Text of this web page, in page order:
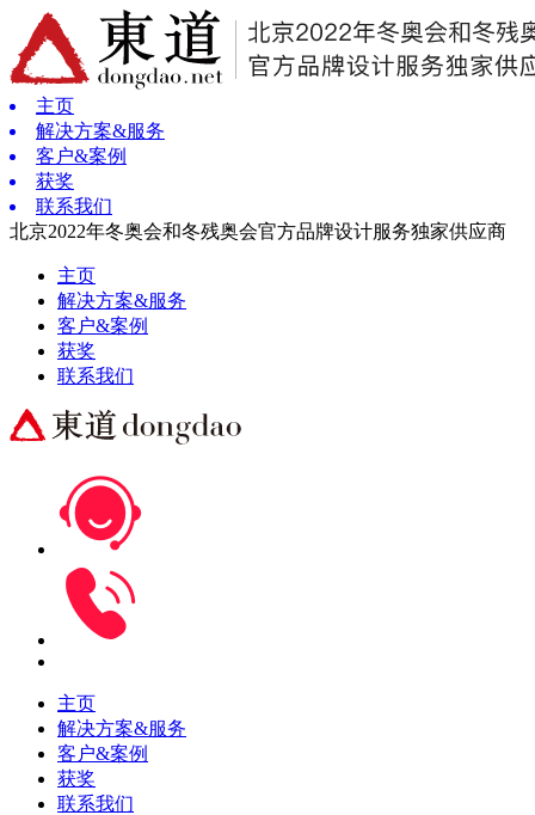
主页
解决方案&服务
客户&案例
获奖
联系我们
北京2022年冬奥会和冬残奥会官方品牌设计服务独家供应商
主页
解决方案&服务
客户&案例
获奖
联系我们
主页
解决方案&服务
客户&案例
获奖
联系我们